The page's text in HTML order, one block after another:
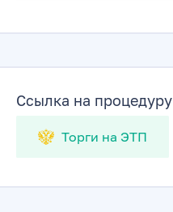
Ссылка на процедуру
Торги на ЭТП